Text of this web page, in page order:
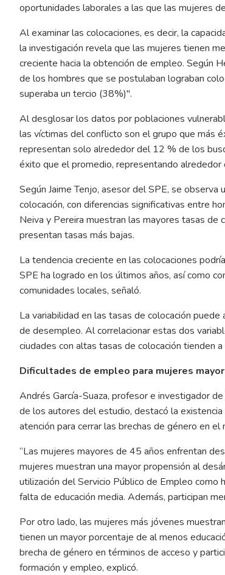
oportunidades laborales a las que las mujeres
Al examinar las colocaciones, es decir, la
la investigación revela que las mujeres tienen
creciente hacia la obtención de empleo. Según
de los hombres que se postulaban lograban
superaba un tercio (38%)".
Al desglosar los datos por poblaciones
las víctimas del conflicto son el grupo que más
representan solo alrededor del 12 % de los
éxito que el promedio, representando
Según Jaime Tenjo, asesor del SPE, se
colocación, con diferencias significativas entre
Neiva y Pereira muestran las mayores tasas de
presentan tasas más bajas.
La tendencia creciente en las colocaciones
SPE ha logrado en los últimos años, así como
comunidades locales, señaló.
La variabilidad en las tasas de colocación
de desempleo. Al correlacionar estas dos
ciudades con altas tasas de colocación tienden
Dificultades de empleo para mujeres
Andrés García-Suaza, profesor e investigador
de los autores del estudio, destacó la
atención para cerrar las brechas de género en el
“Las mujeres mayores de 45 años enfrentan
mujeres muestran una mayor propensión al
utilización del Servicio Público de Empleo
falta de educación media. Además, participan
Por otro lado, las mujeres más jóvenes
tienen un mayor porcentaje de al menos
brecha de género en términos de acceso y
formación y empleo, explicó.